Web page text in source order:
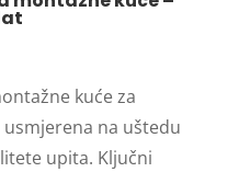
kuće za
na uštedu
upita. Ključni